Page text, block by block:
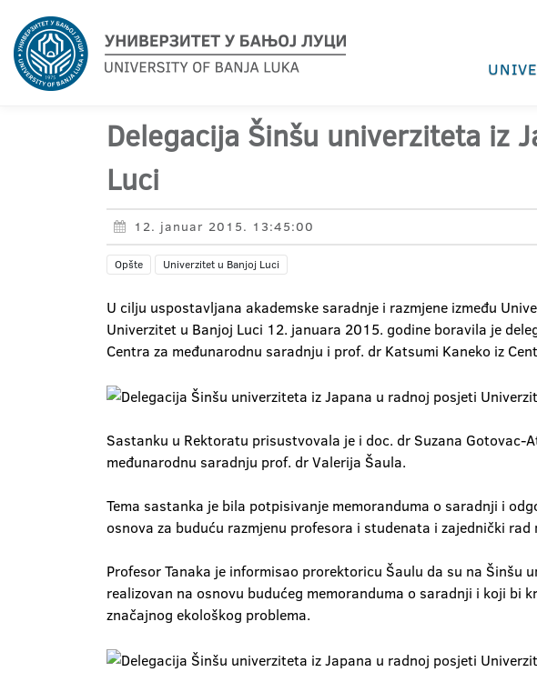
Delegacija Šinšu univerziteta iz
Luci
12. januar 2015. 13:45:00
Opšte Univerzitet u Banjoj Luci
U cilju uspostavljana akademske saradnje i razmjene između
Univerzitet u Banjoj Luci 12. januara 2015. godine boravila je
Centra za međunarodnu saradnju i prof. dr Katsumi Kaneko iz
Sastanku u Rektoratu prisustvovala je i doc. dr Suzana
međunarodnu saradnju prof. dr Valerija Šaula.
Tema sastanka je bila potpisivanje memoranduma o saradnji i
osnova za buduću razmjenu profesora i studenata i zajednički
Profesor Tanaka je informisao prorektoricu Šaulu da su na
realizovan na osnovu budućeg memoranduma o saradnji i koji bi
značajnog ekološkog problema.